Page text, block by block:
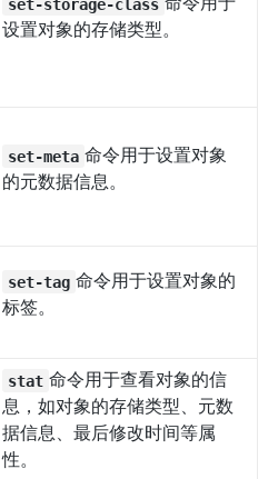
set-storage-class
设置对象的存储类型。
set-meta 命令用于设置对象
的元数据信息。
set-tag 命令用于设置对象的
标签。
stat 命令用于查看对象的信
息，如对象的存储类型、元数
据信息、最后修改时间等属
性。